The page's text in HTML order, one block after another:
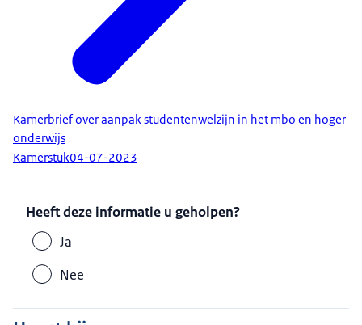
Kamerbrief over aanpak studentenwelzijn in het mbo en hoger
onderwijs
Kamerstuk04-07-2023
Heeft deze informatie u geholpen?
Ja
Nee